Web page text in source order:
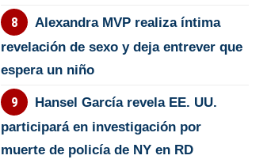
Alexandra MVP realiza íntima
revelación de sexo y deja entrever que
espera un niño
Hansel García revela EE. UU.
participará en investigación por
muerte de policía de NY en RD